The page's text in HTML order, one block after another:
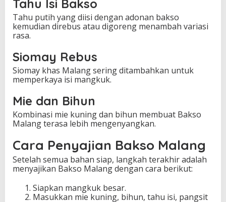
Tahu Isi Bakso
Tahu putih yang diisi dengan adonan bakso
kemudian direbus atau digoreng menambah variasi
rasa.
Siomay Rebus
Siomay khas Malang sering ditambahkan untuk
memperkaya isi mangkuk.
Mie dan Bihun
Kombinasi mie kuning dan bihun membuat Bakso
Malang terasa lebih mengenyangkan.
Cara Penyajian Bakso Malang
Setelah semua bahan siap, langkah terakhir adalah
menyajikan Bakso Malang dengan cara berikut:
Siapkan mangkuk besar.
Masukkan mie kuning, bihun, tahu isi, pangsit